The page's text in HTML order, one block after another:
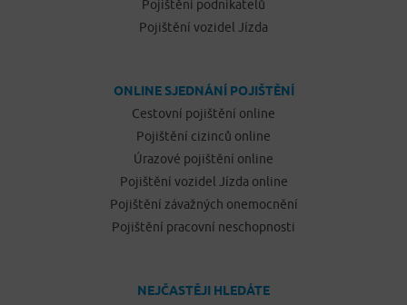
Pojištění podnikatelů
Pojištění vozidel Jízda
ONLINE SJEDNÁNÍ POJIŠTĚNÍ
Cestovní pojištění online
Pojištění cizinců online
Úrazové pojištění online
Pojištění vozidel Jízda online
Pojištění závažných onemocnění
Pojištění pracovní neschopnosti
NEJČASTĚJI HLEDÁTE